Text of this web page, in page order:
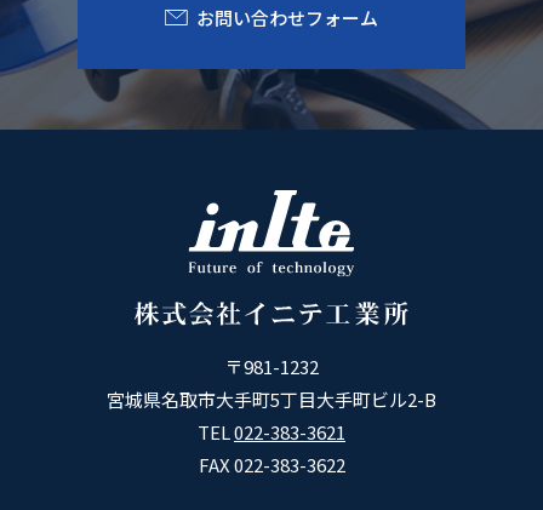
お問い合わせフォーム
〒981-1232
宮城県名取市大手町5丁目大手町ビル2-B
TEL022-383-3621
FAX 022-383-3622